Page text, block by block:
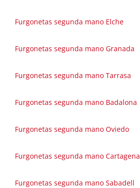
Furgonetas segunda mano Elche
Furgonetas segunda mano Granada
Furgonetas segunda mano Tarrasa
Furgonetas segunda mano Badalona
Furgonetas segunda mano Oviedo
Furgonetas segunda mano Cartagena
Furgonetas segunda mano Sabadell